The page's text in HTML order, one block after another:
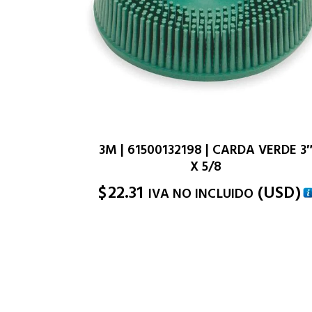
3M | 61500132198 | CARDA VERDE 3″
X 5/8
$22.31 IVA NO INCLUIDO (USD)